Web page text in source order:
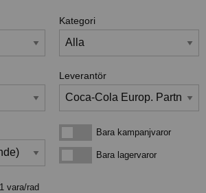
Kategori
Leverantör
Bara kampanjvarorBara kampanjvaror
Bara lagervarorBara lagervaror
vara/rad